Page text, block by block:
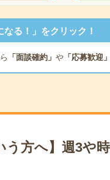
る！」をクリック！
「面談確約」 や「応募歓迎」
う方へ】週3や